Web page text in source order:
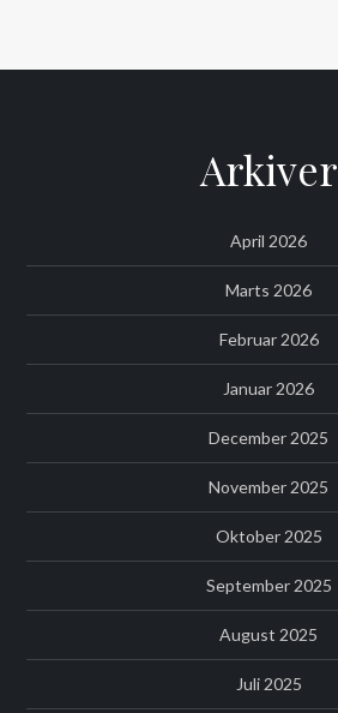
Arkiver
April 2026
Marts 2026
Februar 2026
Januar 2026
December 2025
November 2025
Oktober 2025
September 2025
August 2025
Juli 2025